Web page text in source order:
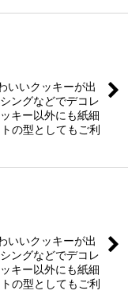
いいクッキーが出
ングなどでデコレ
キー以外にも紙細
の型としてもご利
いいクッキーが出
ングなどでデコレ
キー以外にも紙細
の型としてもご利